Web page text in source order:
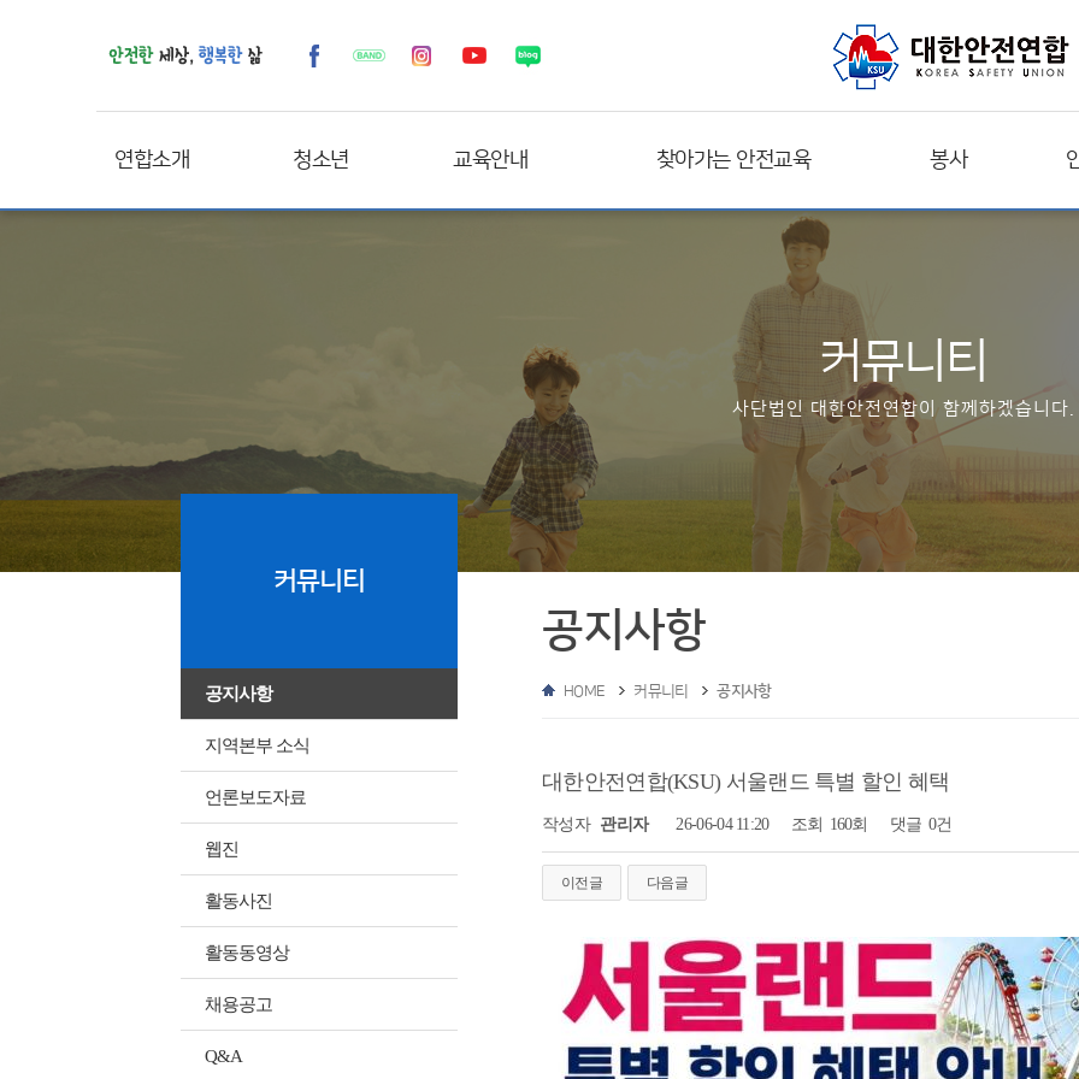
연합소개 청소년 교육안내 찾아가는 안전교육 봉사
커뮤니티
사단법인 대한안전연합이 함께하겠습니다.
커뮤니티
공지사항
지역본부 소식
언론보도자료
웹진
활동사진
활동동영상
채용공고
Q&A
공지사항
HOME 커뮤니티 공지사항
대한안전연합(KSU) 서울랜드 특별 할인 혜택
작성자 관리자 26-06-04 11:20 조회 160회 댓글 0건
이전글 다음글